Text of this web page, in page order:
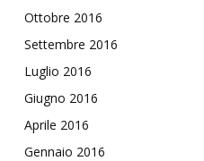
Ottobre 2016
Settembre 2016
Luglio 2016
Giugno 2016
Aprile 2016
Gennaio 2016